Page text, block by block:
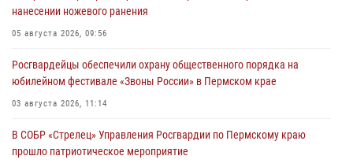
нанесении ножевого ранения
05 августа 2026, 09:56
Росгвардейцы обеспечили охрану общественного порядка на
юбилейном фестивале «Звоны России» в Пермском крае
03 августа 2026, 11:14
В СОБР «Стрелец» Управления Росгвардии по Пермскому краю
прошло патриотическое мероприятие